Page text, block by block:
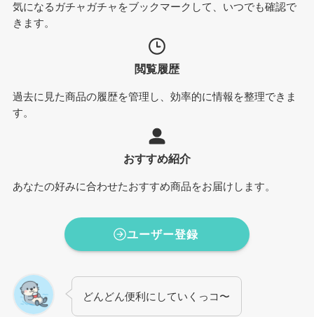
気になるガチャガチャをブックマークして、いつでも確認で
きます。
閲覧履歴
過去に見た商品の履歴を管理し、効率的に情報を整理できま
す。
おすすめ紹介
あなたの好みに合わせたおすすめ商品をお届けします。
ユーザー登録
どんどん便利にしていくっコ〜